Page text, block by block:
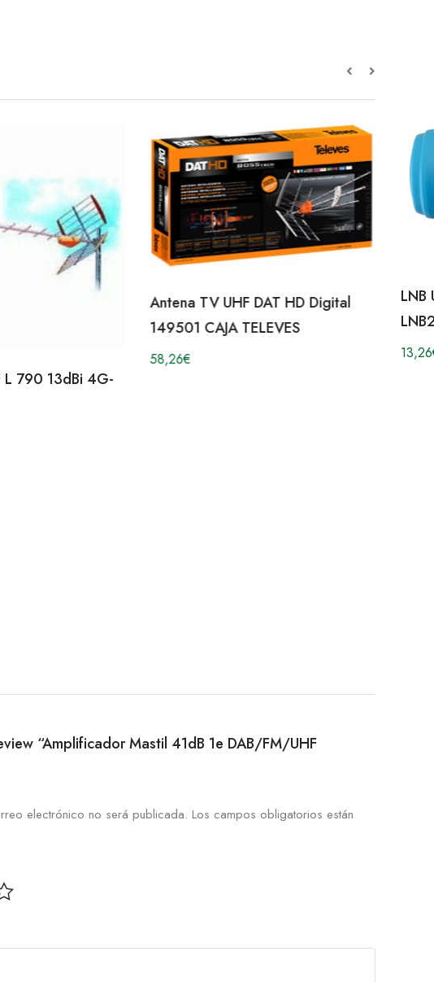
L 790 13dBi 4G-
Antena TV UHF DAT HD Digital
149501 CAJA TELEVES
58,26€
LNB
13,26
“Amplificador Mastil 41dB 1e DAB/FM/UHF
electrónico no será publicada. Los campos obligatorios están